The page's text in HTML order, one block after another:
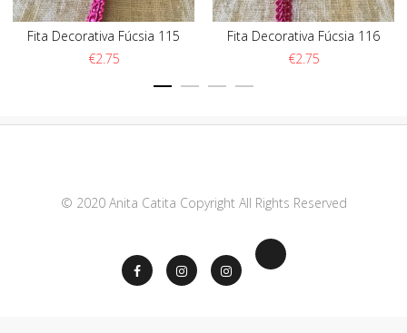
Fita Decorativa Fúcsia 115
€2.75
Fita Decorativa Fúcsia 116
€2.75
© 2020 Anita Catita Copyright All Rights Reserved